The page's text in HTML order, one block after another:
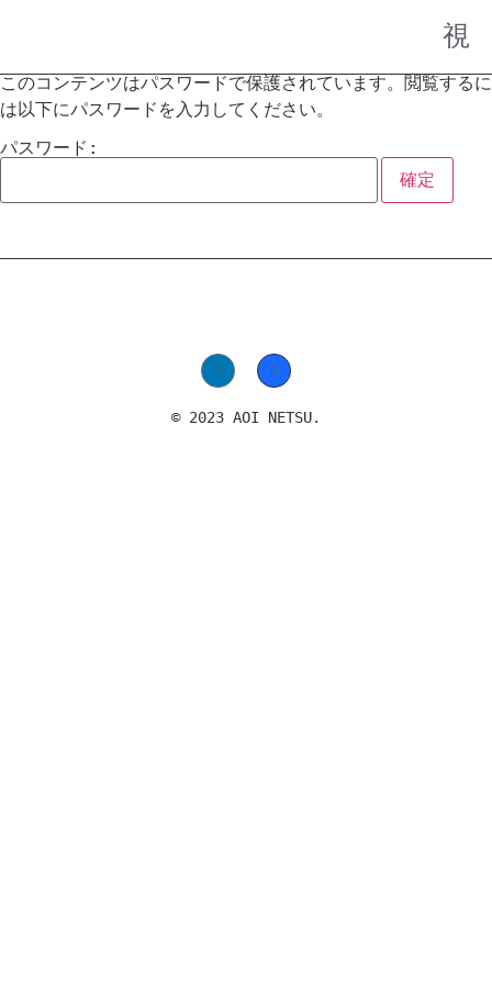
このコンテンツはパスワードで保護されています。閲覧するに
は以下にパスワードを入力してください。
パスワード:
© 2023 AOI NETSU.